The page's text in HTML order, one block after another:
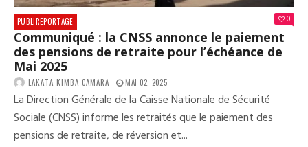
DES
PUBLIREPORTAGE 0
Communiqué : la CNSS annonce le paiement
des pensions de retraite pour l’échéance de
Mai 2025
LAKATA KIMBA CAMARA MAI 02, 2025
La Direction Générale de la Caisse Nationale de Sécurité
Sociale (CNSS) informe les retraités que le paiement des
pensions de retraite, de réversion et...